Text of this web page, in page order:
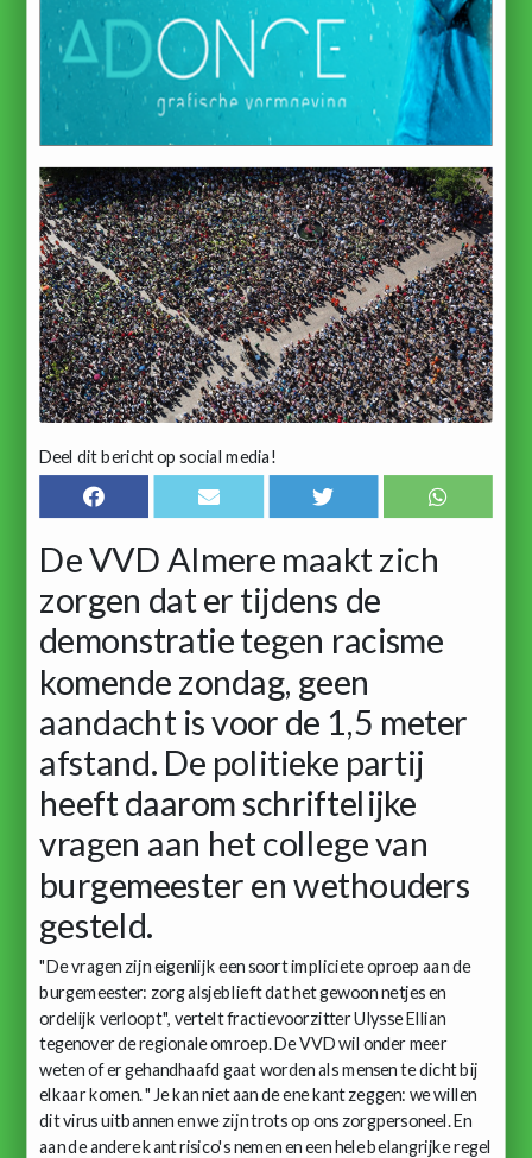
Deel dit bericht op social media!
De VVD Almere maakt zich
zorgen dat er tijdens de
demonstratie tegen racisme
komende zondag, geen
aandacht is voor de 1,5 meter
afstand. De politieke partij
heeft daarom schriftelijke
vragen aan het college van
burgemeester en wethouders
gesteld.
"De vragen zijn eigenlijk een soort impliciete oproep aan de
burgemeester: zorg alsjeblieft dat het gewoon netjes en
ordelijk verloopt", vertelt fractievoorzitter Ulysse Ellian
tegenover de regionale omroep. De VVD wil onder meer
weten of er gehandhaafd gaat worden als mensen te dicht bij
elkaar komen. "Je kan niet aan de ene kant zeggen: we willen
dit virus uitbannen en we zijn trots op ons zorgpersoneel. En
aan de andere kant risico's nemen en een hele belangrijke regel